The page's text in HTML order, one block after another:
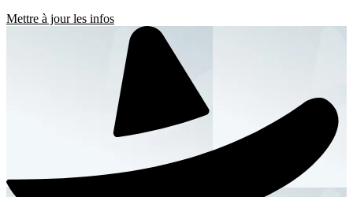
Mettre à jour les infos